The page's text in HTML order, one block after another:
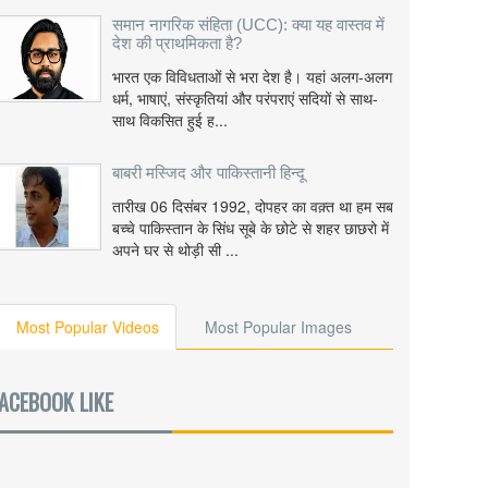
समान नागरिक संहिता (UCC): क्या यह वास्तव में
देश की प्राथमिकता है?
भारत एक विविधताओं से भरा देश है। यहां अलग-अलग
धर्म, भाषाएं, संस्कृतियां और परंपराएं सदियों से साथ-
साथ विकसित हुई ह...
बाबरी मस्जिद और पाकिस्तानी हिन्दू
तारीख 06 दिसंबर 1992, दोपहर का वक़्त था हम सब
बच्चे पाकिस्तान के सिंध सूबे के छोटे से शहर छाछरो में
अपने घर से थोड़ी सी ...
Most Popular Videos Most Popular Images
LIKE